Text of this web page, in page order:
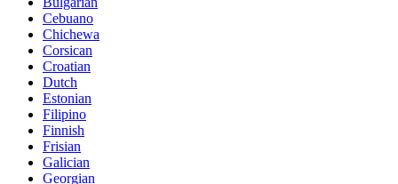
Cebuano
Chichewa
Corsican
Croatian
Dutch
Estonian
Filipino
Finnish
Frisian
Galician
Georgian